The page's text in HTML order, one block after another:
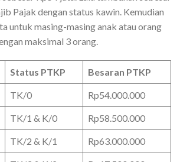
Pajak dengan status kawin. Kemudian
untuk masing-masing anak atau orang
maksimal 3 orang.
Status PTKP Besaran PTKP
TK/0 Rp54.000.000
TK/1 & K/0 Rp58.500.000
TK/2 & K/1 Rp63.000.000